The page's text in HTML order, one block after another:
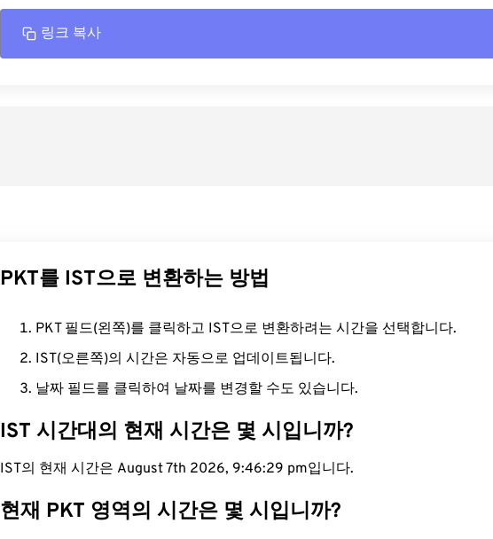
링크 복사
PKT를 IST으로 변환하는 방법
PKT 필드(왼쪽)를 클릭하고 IST으로 변환하려는 시간을 선택합니다.
IST(오른쪽)의 시간은 자동으로 업데이트됩니다.
날짜 필드를 클릭하여 날짜를 변경할 수도 있습니다.
IST 시간대의 현재 시간은 몇 시입니까?
IST의 현재 시간은 August 7th 2026, 9:46:30 pm입니다.
현재 PKT 영역의 시간은 몇 시입니까?